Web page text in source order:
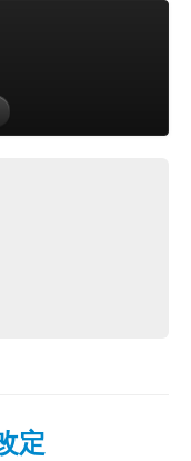
定